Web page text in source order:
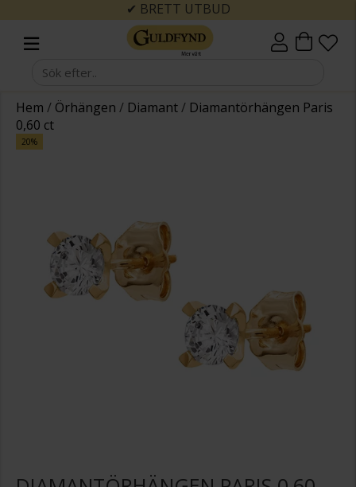
✔ BRETT UTBUD
Hem / Örhängen / Diamant/ Diamantörhängen Paris
0,60 ct
20%